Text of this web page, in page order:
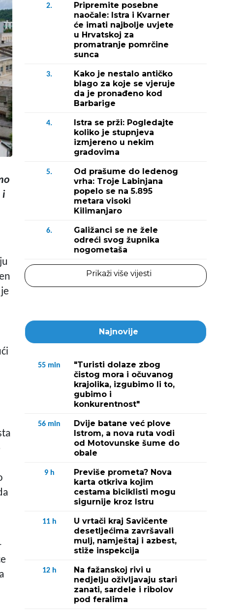
i
2.
Pripremite posebne
naočale: Istra i Kvarner
će imati najbolje uvjete
u Hrvatskoj za
promatranje pomrčine
sunca
3.
Kako je nestalo antičko
blago za koje se vjeruje
da je pronađeno kod
Barbarige
4.
Istra se prži: Pogledajte
koliko je stupnjeva
izmjereno u nekim
gradovima
5.
Od prašume do ledenog
vrha: Troje Labinjana
popelo se na 5.895
metara visoki
Kilimanjaro
6.
Galižanci se ne žele
odreći svog župnika
nogometaša
Prikaži više vijesti
Najnovije
55 min
"Turisti dolaze zbog
čistog mora i očuvanog
krajolika, izgubimo li to,
gubimo i
konkurentnost"
56 min
Dvije batane već plove
Istrom, a nova ruta vodi
od Motovunske šume do
obale
9 h
Previše prometa? Nova
karta otkriva kojim
cestama biciklisti mogu
sigurnije kroz Istru
11 h
U vrtači kraj Savičente
desetljećima završavali
mulj, namještaj i azbest,
stiže inspekcija
12 h
Na fažanskoj rivi u
nedjelju oživljavaju stari
zanati, sardele i ribolov
pod feralima